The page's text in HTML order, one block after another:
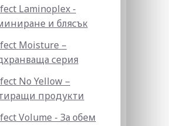
Laminoplex -
и блясък
Moisture –
серия
No Yellow –
продукти
Volume - За обем